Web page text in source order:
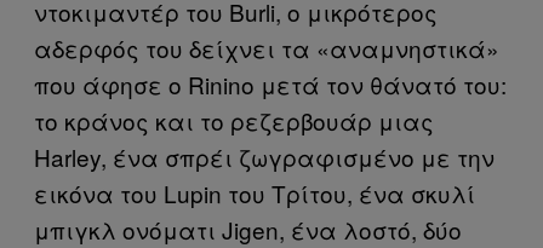
ντοκιμαντέρ του Burli, ο μικρότερος
αδερφός του δείχνει τα «αναμνηστικά»
που άφησε ο Rinino μετά τον θάνατό του:
το κράνος και το ρεζερβουάρ μιας
Harley, ένα σπρέι ζωγραφισμένο με την
εικόνα του Lupin του Τρίτου, ένα σκυλί
μπιγκλ ονόματι Jigen, ένα λοστό, δύο